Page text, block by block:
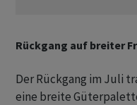
Rückgang auf breiter
Der Rückgang im Juli
eine breite